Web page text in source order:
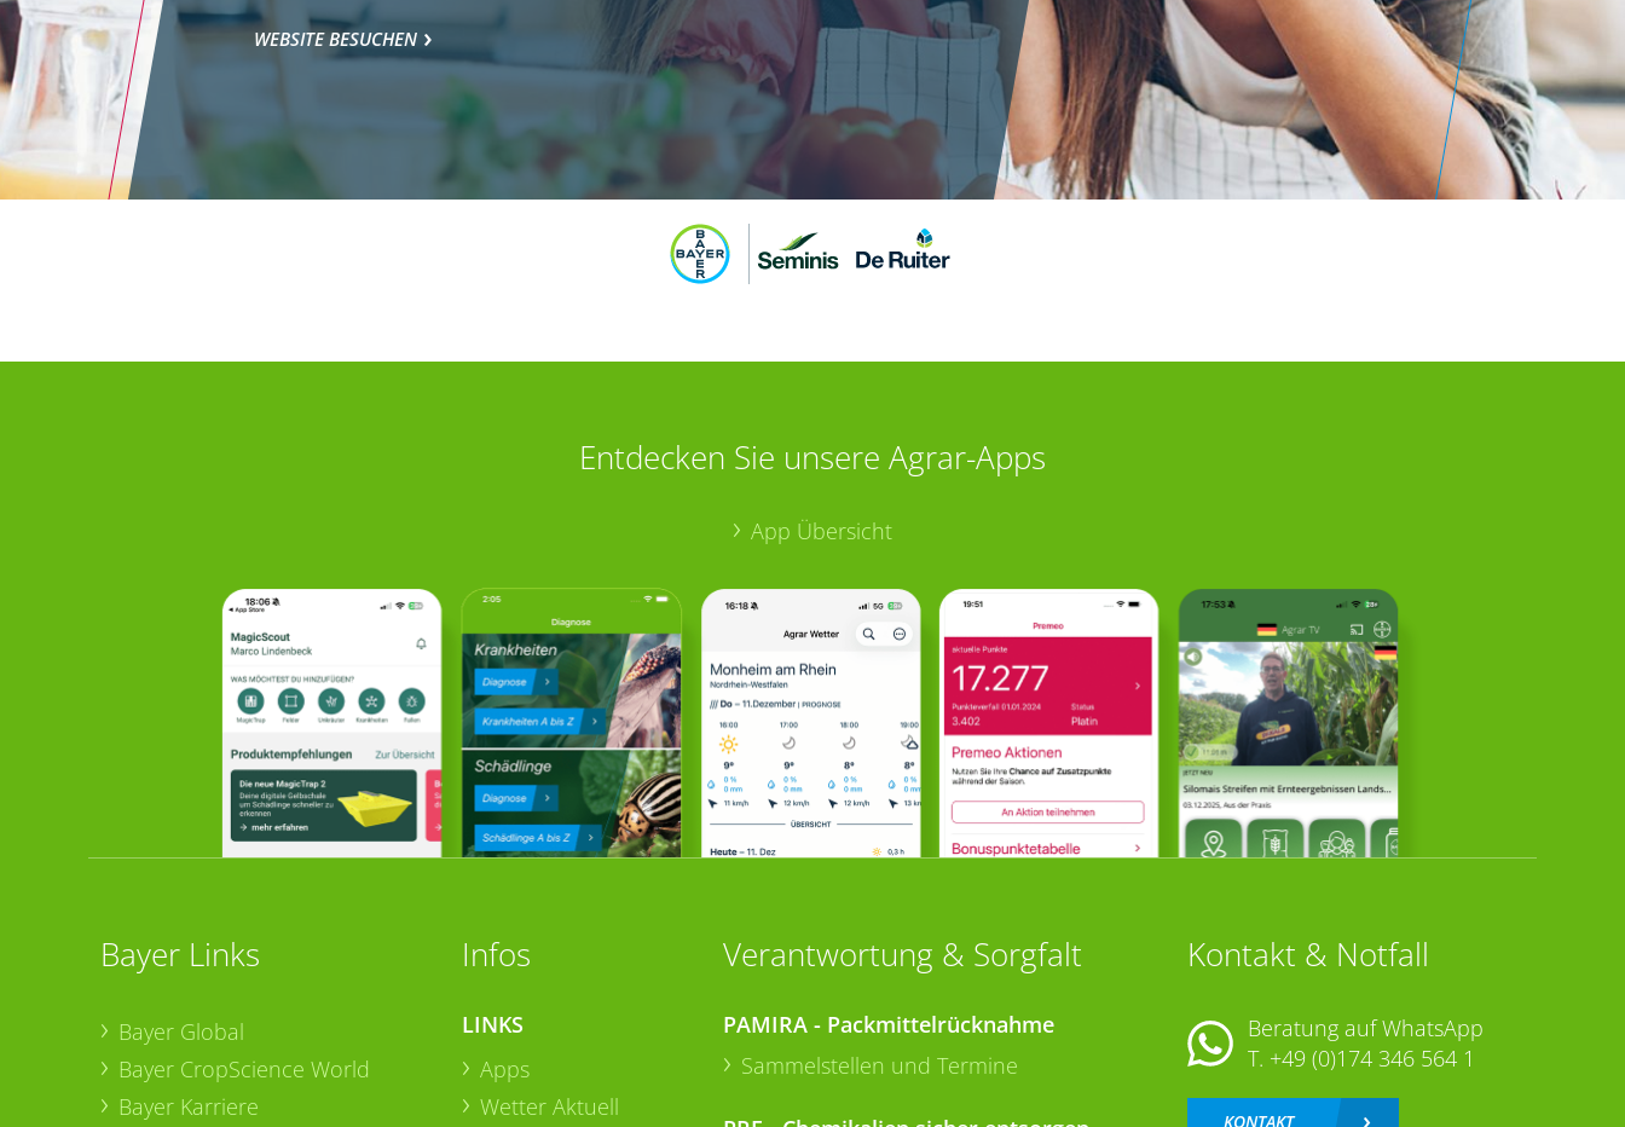
WEBSITE BESUCHEN
Entdecken Sie unsere Agrar-Apps
App Übersicht
Bayer Links
Bayer Global
Bayer CropScience World
Bayer Karriere
Infos
LINKS
Apps
Wetter Aktuell
Verantwortung & Sorgfalt
PAMIRA - Packmittelrücknahme
Sammelstellen und Termine
Kontakt & Notfall
Beratung auf WhatsApp
T. +49 (0)174 346 564 1
KONTAKT